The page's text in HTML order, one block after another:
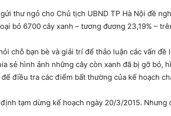
thư ngỏ cho Chủ tịch UBND TP Hà Nội đề
bỏ 6700 cây xanh – tương đương 23,19% –
chỗ bạn bè và giải trí để thảo luận các vấn
sẻ hình ảnh những cây còn xanh đã bị gỡ bỏ,
điều tra các điểm bất thường của kế hoạch
tạm dừng kế hoạch ngày 20/3/2015. Nhưng